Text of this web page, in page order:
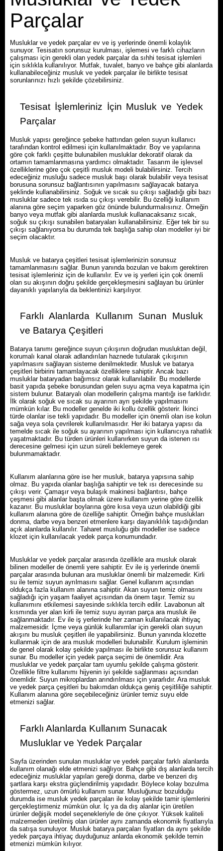
Parçalar
Musluklar ve yedek parçalar ev ve iş yerlerinde önemli kolaylık
sunuyor. Tesisatın sorunsuz kurulması, işlemesi ve farklı cihazların
çalışması için gerekli olan yedek parçalar da sıhhi tesisat işlemleri
için sıklıkla kullanılıyor. Mutfak, tuvalet, banyo ve bahçe gibi alanlarda
kullanabileceğiniz musluk ve yedek parçalar ile birlikte tesisat
sorunlarınızı hızlı şekilde çözebilirsiniz.
Tesisat İşlemleriniz İçin Musluk ve Yedek
Parçalar
Musluk yapısı gereğince şebeke hattından gelen suyun kullanıcı
tarafından kontrol edilmesi için kullanılmaktadır. Boy ve yapılarına
göre çok farklı çeşitte bulunabilen musluklar dekoratif olarak da
ortamın tamamlanmasına yardımcı olmaktadır. Tasarım ile işlevsel
özelliklerine göre çok çeşitli musluk modeli bulabilirsiniz. Tercih
edeceğiniz musluğu sadece musluk başı olarak bulabilir veya tesisat
borusuna sorunsuz bağlantısının yapılmasını sağlayacak batarya
şeklinde kullanabilirsiniz. Soğuk ve sıcak su çıkışı sağladığı gibi bazı
musluklar sadece tek ısıda su çıkışı verebilir. Bu özelliği kullanım
alanına göre seçim yaparken göz önünde bulundurmalısınız. Örneğin
banyo veya mutfak gibi alanlarda musluk kullanacaksanız sıcak,
soğuk su çıkışı sunabilen bataryaları kullanabilirsiniz. Eğer tek bir su
çıkışı sağlanıyorsa bu durumda tek başlığa sahip olan modeller iyi bir
seçim olacaktır.
Musluk ve batarya çeşitleri tesisat işlemlerinizin sorunsuz
tamamlanmasını sağlar. Bunun yanında bozulan ve bakım gerektiren
tesisat işlemleriniz için de kullanılır. Ev ve iş yerleri için çok önemli
olan su akışının doğru şekilde gerçekleşmesini sağlayan bu ürünler
dayanıklı yapılarıyla da beklentinizi karşılıyor.
Farklı Alanlarda Kullanım Sunan Musluk
ve Batarya Çeşitleri
Batarya tanımı gereğince suyun çıkışının doğrudan musluktan değil,
korumalı kanal olarak adlandırılan haznede tutularak çıkışının
yapılmasını sağlayan sisteme denilmektedir. Musluk ve batarya
çeşitleri birbirini tamamlayacak özelliklere sahiptir. Ancak bazı
musluklar bataryadan bağımsız olarak kullanılabilir. Bu modellerde
basit yapıda şebeke borusundan gelen suyu açma veya kapatma için
sistem bulunur. Bataryalı olan modellerin çalışma mantığı ise farklıdır.
İlk olarak soğuk ve sıcak su ayarının ayrı şekilde yapılmasını
mümkün kılar. Bu modeller genelde iki kollu özellik gösterir. İkinci
türde olanlar ise tekli yapıdadır. Bu modeller için önemli olan ise kolun
sağa veya sola çevrilerek kullanılmasıdır. Her iki batarya yapısı da
temelde sıcak ile soğuk su ayarının yapılması için kullanıcıya rahatlık
yaşatmaktadır. Bu türden ürünleri kullanırken suyun da istenen ısı
derecesine gelmesi için uzun süreli beklemeye gerek
bulunmamaktadır.
Kullanım alanlarına göre ise her musluk, batarya yapısına sahip
olmaz. Bu yapıda olanlar başlığa sahiptir ve tek ısı derecesinde su
çıkışı verir. Çamaşır veya bulaşık makinesi bağlantısı, bahçe
çeşmesi gibi alanlar başta olmak üzere kullanım yerine göre özellik
kazanır. Bu musluklar boylarına göre kısa veya uzun olabildiği gibi
kullanım alanına göre de özelliğe sahiptir. Örneğin bahçe muslukları
donma, darbe veya benzeri etmenlere karşı dayanıklılık taşıdığından
açık alanlarda kullanılır. Taharet musluğu gibi modeller ise sadece
klozet için kullanılacak yedek parça konumundadır.
Musluklar ve yedek parçalar arasında özellikle ara musluk olarak
bilinen modeller de önemli yere sahiptir. Ev ile iş yerlerinde önemli
parçalar arasında bulunan ara musluklar önemli bir malzemedir. Kirli
su ile temiz suyun ayrılmasını sağlar. Genel kullanım açısından
oldukça fazla kullanım alanına sahiptir. Akan suyun temiz olmasını
sağladığı için yaşam faaliyet açısından da önem taşır. Temiz su
kullanımını etkilemesi sayesinde sıklıkla tercih edilir. Lavabonun alt
kısmında yer alan kirli ile temiz suyu ayıran parça ara musluk ile
sağlanmaktadır. Ev ile iş yerlerinde her zaman kullanılacak ihtiyaç
malzemesidir. İçme veya günlük kullanımlar için gerekli olan suyun
akışını bu musluk çeşitleri ile yapabilirsiniz. Bunun yanında klozette
kullanmak için de ara musluk modelleri bulunabilir. Kurulum işleminin
de genel olarak kolay şekilde yapılması ile birlikte sorunsuz kullanım
sunar. Bu modeller için yedek parça seçimi de önemlidir. Ara
musluklar ve yedek parçalar tam uyumlu şekilde çalışma gösterir.
Özellikle filtre kullanımı hijyenin iyi şekilde sağlanması açısından
önemlidir. Suyun mikroplardan arındırılması için yararlıdır. Ara musluk
ve yedek parça çeşitleri bu bakımdan oldukça geniş çeşitliliğe sahiptir.
Kullanım alanına göre seçebileceğiniz ürünler temiz suyu elde
etmenizi sağlar.
Farklı Alanlarda Kullanım Sunacak
Musluklar ve Yedek Parçalar
Sayfa üzerinden sunulan musluklar ve yedek parçalar farklı alanlarda
kullanım olanağı elde etmenizi sağlıyor. Bahçe gibi dış alanlarda tercih
edeceğiniz musluklar yapıları gereği donma, darbe ve benzeri dış
şartlara karşı ekstra güçlendirilmiş yapıdadır. Böylece kolay bozulma
göstermez, uzun ömürlü kullanım sunar. Musluğunuz bozulduğu
durumda ise musluk yedek parçaları ile kolay şekilde tamir işlemlerini
gerçekleştirmeniz mümkün olur. İç ya da dış alanlar için üretilen
ürünler değişik model seçenekleriyle de öne çıkıyor. Yüksek kaliteli
malzemeden üretilmiş olan ürünler aynı zamanda ekonomik fiyatlarıyla
da satışa sunuluyor. Musluk batarya parçaları fiyatları da aynı şekilde
yedek parçaya ihtiyaç duyduğunuz anlarda ekonomik şekilde temin
etmenizi mümkün kılıyor.